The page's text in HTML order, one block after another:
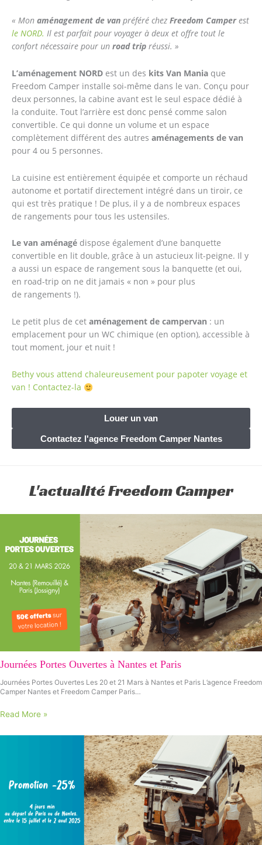
« Mon aménagement de van préféré chez Freedom Camperest
le NORD. Il est parfait pour voyager à deux et offre tout le
confort nécessaire pour un road trip réussi. »
L’aménagement NORD est un des kits Van Mania que
Freedom Camper installe soi-même dans le van. Conçu pour
deux personnes, la cabine avant est le seul espace dédié à
la conduite. Tout l’arrière est donc pensé comme salon
convertible. Ce qui donne un volume et un espace
complètement différent des autres aménagements de van
pour 4 ou 5 personnes.
La cuisine est entièrement équipée et comporte un réchaud
autonome et portatif directement intégré dans un tiroir, ce
qui est très pratique ! De plus, il y a de nombreux espaces
de rangements pour tous les ustensiles.
Le van aménagé dispose également d’une banquette
convertible en lit double, grâce à un astucieux lit-peigne. Il y
a aussi un espace de rangement sous la banquette (et oui,
en road-trip on ne dit jamais « non » pour plus
de rangements !).
Le petit plus de cet aménagement de campervan : un
emplacement pour un WC chimique (en option), accessible à
tout moment, jour et nuit !
Bethy vous attend chaleureusement pour papoter voyage et
van ! Contactez-la
Louer un van
Contactez l'agence Freedom Camper Nantes
L'actualité Freedom Camper
Journées Portes Ouvertes à Nantes et Paris
Journées Portes Ouvertes Les 20 et 21 Mars à Nantes et Paris L’agence Freedom
Camper Nantes et Freedom Camper Paris…
Read More »